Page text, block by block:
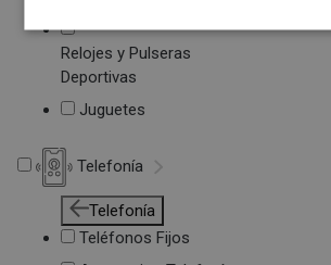
Relojes y Pulseras
Deportivas
Juguetes
Telefonía
Telefonía
Teléfonos Fijos